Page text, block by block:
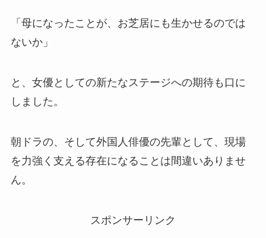
「母になったことが、お芝居にも生かせるのでは
ないか」
と、女優としての新たなステージへの期待も口に
しました。
朝ドラの、そして外国人俳優の先輩として、現場
を力強く支える存在になることは間違いありませ
ん。
スポンサーリンク